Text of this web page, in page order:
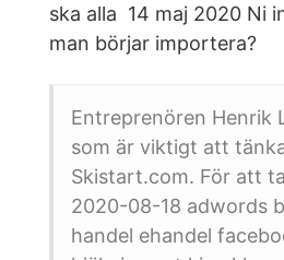
ska alla 14 maj 2020 Ni
man börjar importera?
Entreprenören Henrik
som är viktigt att
Skistart.com. För att
2020-08-18 adwords
handel ehandel